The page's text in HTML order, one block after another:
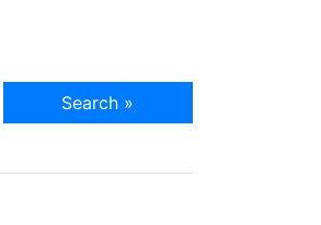
Search »